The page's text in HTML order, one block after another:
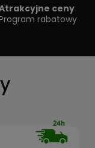
ceny
rabatowy